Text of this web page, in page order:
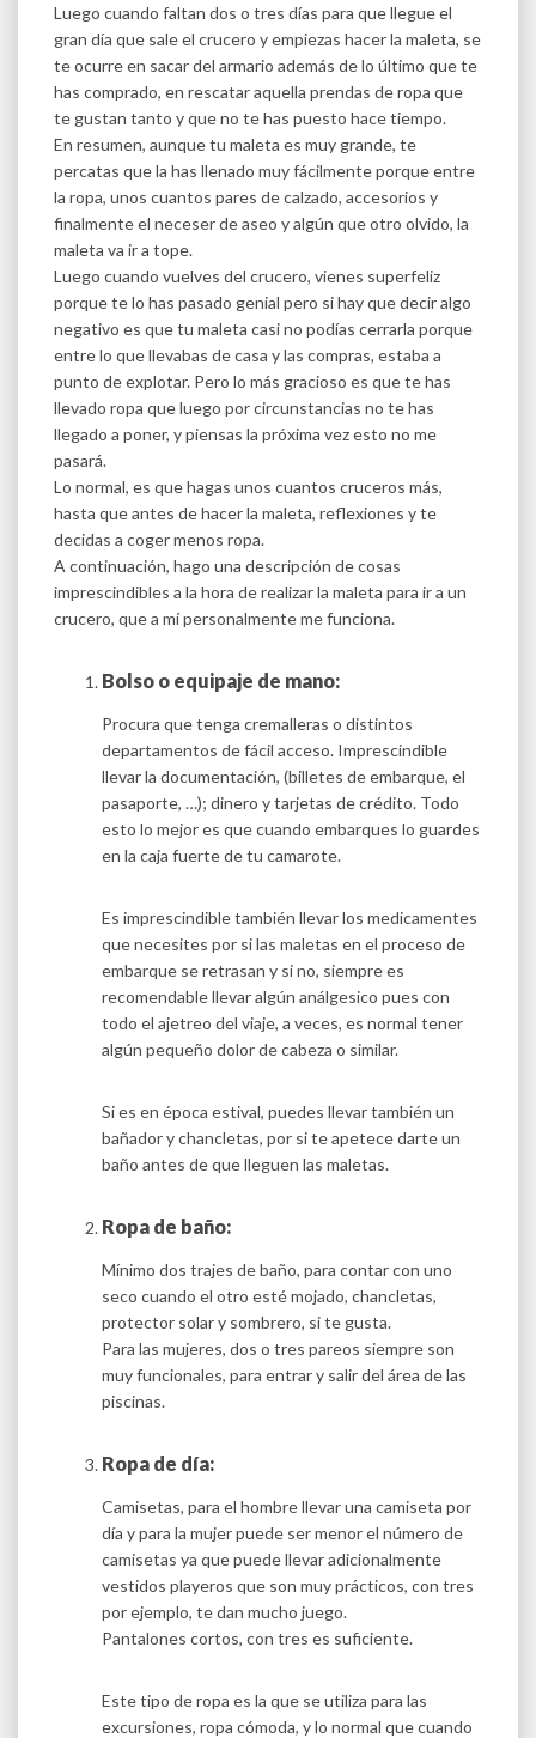
Luego cuando faltan dos o tres días para que llegue el
gran día que sale el crucero y empiezas hacer la maleta, se
te ocurre en sacar del armario además de lo último que te
has comprado, en rescatar aquella prendas de ropa que
te gustan tanto y que no te has puesto hace tiempo.
En resumen, aunque tu maleta es muy grande, te
percatas que la has llenado muy fácilmente porque entre
la ropa, unos cuantos pares de calzado, accesorios y
finalmente el neceser de aseo y algún que otro olvido, la
maleta va ir a tope.
Luego cuando vuelves del crucero, vienes superfeliz
porque te lo has pasado genial pero si hay que decir algo
negativo es que tu maleta casi no podías cerrarla porque
entre lo que llevabas de casa y las compras, estaba a
punto de explotar. Pero lo más gracioso es que te has
llevado ropa que luego por circunstancias no te has
llegado a poner, y piensas la próxima vez esto no me
pasará.
Lo normal, es que hagas unos cuantos cruceros más,
hasta que antes de hacer la maleta, reflexiones y te
decidas a coger menos ropa.
A continuación, hago una descripción de cosas
imprescindibles a la hora de realizar la maleta para ir a un
crucero, que a mí personalmente me funciona.
Bolso o equipaje de mano:
Procura que tenga cremalleras o distintos
departamentos de fácil acceso. Imprescindible
llevar la documentación, (billetes de embarque, el
pasaporte, …); dinero y tarjetas de crédito. Todo
esto lo mejor es que cuando embarques lo guardes
en la caja fuerte de tu camarote.
Es imprescindible también llevar los medicamentes
que necesites por si las maletas en el proceso de
embarque se retrasan y si no, siempre es
recomendable llevar algún análgesico pues con
todo el ajetreo del viaje, a veces, es normal tener
algún pequeño dolor de cabeza o similar.
Si es en época estival, puedes llevar también un
bañador y chancletas, por si te apetece darte un
baño antes de que lleguen las maletas.
Ropa de baño:
Mínimo dos trajes de baño, para contar con uno
seco cuando el otro esté mojado, chancletas,
protector solar y sombrero, si te gusta.
Para las mujeres, dos o tres pareos siempre son
muy funcionales, para entrar y salir del área de las
piscinas.
Ropa de día:
Camisetas, para el hombre llevar una camiseta por
día y para la mujer puede ser menor el número de
camisetas ya que puede llevar adicionalmente
vestidos playeros que son muy prácticos, con tres
por ejemplo, te dan mucho juego.
Pantalones cortos, con tres es suficiente.
Este tipo de ropa es la que se utiliza para las
excursiones, ropa cómoda, y lo normal que cuando